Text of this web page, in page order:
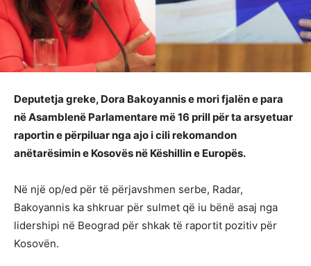
Deputetja greke, Dora Bakoyannis e mori fjalën e para
në Asamblenë Parlamentare më 16 prill për ta arsyetuar
raportin e përpiluar nga ajo i cili rekomandon
anëtarësimin e Kosovës në Këshillin e Europës.
Në një op/ed për të përjavshmen serbe, Radar,
Bakoyannis ka shkruar për sulmet që iu bënë asaj nga
lidershipi në Beograd për shkak të raportit pozitiv për
Kosovën.